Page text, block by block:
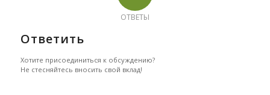
ОТВЕТЫ
Ответить
Хотите присоединиться к обсуждению?
Не стесняйтесь вносить свой вклад!